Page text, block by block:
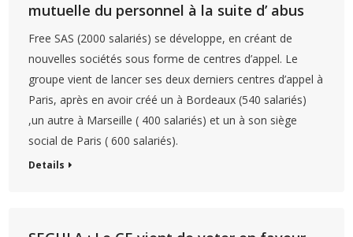
mutuelle du personnel à la suite d’ abus
Free SAS (2000 salariés) se développe, en créant de
nouvelles sociétés sous forme de centres d’appel. Le
groupe vient de lancer ses deux derniers centres d’appel à
Paris, après en avoir créé un à Bordeaux (540 salariés)
,un autre à Marseille ( 400 salariés) et un à son siège
social de Paris ( 600 salariés).
Details